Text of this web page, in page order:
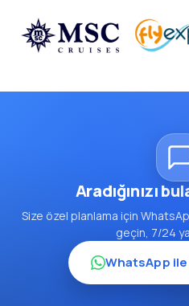
Aradığınızı
Size özel planlama için
geçin, 7/24
WhatsApp